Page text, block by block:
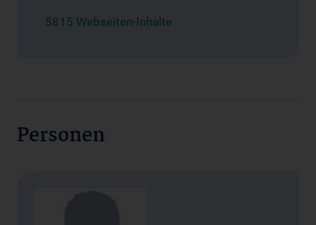
5815 Webseiten-Inhalte
Personen